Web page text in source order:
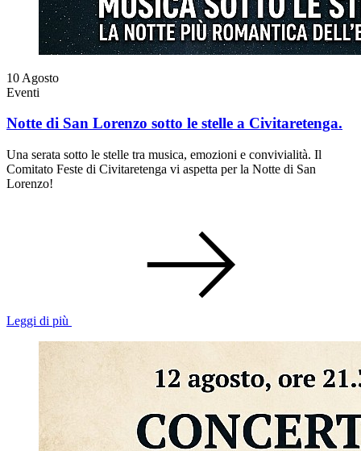
10 Agosto
Eventi
Notte di San Lorenzo sotto le stelle a Civitaretenga.
Una serata sotto le stelle tra musica, emozioni e convivialità. Il
Comitato Feste di Civitaretenga vi aspetta per la Notte di San
Lorenzo!
Leggi di più